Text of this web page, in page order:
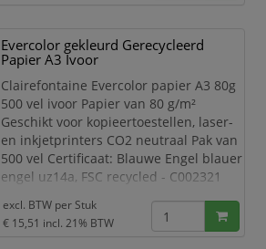
Hierdoor is het papier bijzonder
geschikt voor communicatie die snel
gezien en herkend moet worden.
Het stevige papiergewich
Evercolor gekleurd Gerecycleerd
Papier A3 Ivoor
Clairefontaine Evercolor papier A3 80g
500 vel ivoor Papier van 80 g/m²
Geschikt voor kopieertoestellen, laser-
en inkjetprinters CO2 neutraal Pak van
500 vel Certificaat: Blauwe Engel blauer
engel uz14a, FSC recycled - C002321
ft 29,7 x 42 cm (A3), ivoor
excl. BTW per Stuk
€ 15,51 incl. 21% BTW